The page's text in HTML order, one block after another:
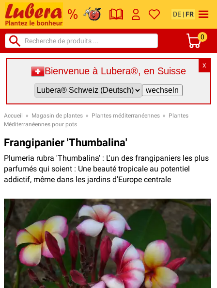
DE | FR
0
X
Bienvenue à Lubera®, en Suisse
Accueil » Magasin de plantes » Plantes méditerranéennes » Plantes
Méditerranéennes pour pots
Frangipanier 'Thumbalina'
Plumeria rubra 'Thumbalina' : L'un des frangipaniers les plus
parfumés qui soient : Une beauté tropicale au potentiel
addictif, même dans les jardins d'Europe centrale